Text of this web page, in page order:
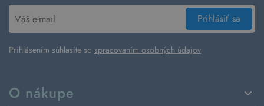
O nákupe
Prihlásiť sa
Prihlásením súhlasíte so spracovaním osobných údajov